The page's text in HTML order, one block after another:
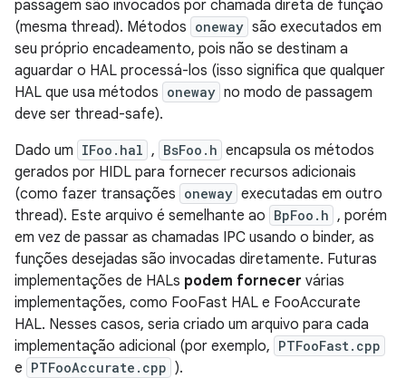
passagem são invocados por chamada direta de função
(mesma thread). Métodos oneway são executados em
seu próprio encadeamento, pois não se destinam a
aguardar o HAL processá-los (isso significa que qualquer
HAL que usa métodos oneway no modo de passagem
deve ser thread-safe).
Dado um IFoo.hal , BsFoo.h encapsula os métodos
gerados por HIDL para fornecer recursos adicionais
(como fazer transações oneway executadas em outro
thread). Este arquivo é semelhante ao BpFoo.h , porém
em vez de passar as chamadas IPC usando o binder, as
funções desejadas são invocadas diretamente. Futuras
implementações de HALs podem fornecer várias
implementações, como FooFast HAL e FooAccurate
HAL. Nesses casos, seria criado um arquivo para cada
implementação adicional (por exemplo, PTFooFast.cpp
e PTFooAccurate.cpp ).